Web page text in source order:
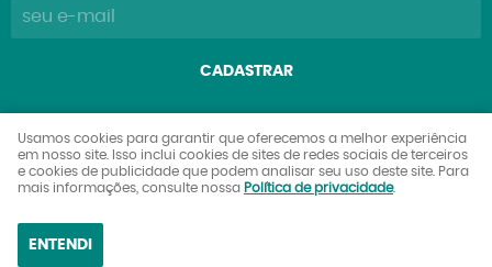
CADASTRAR
Explorers Club Comércio de Brinquedos e Colecionáveis
Ltda
CNPJ: 27.842.089/0001-90
Usamos cookies para garantir que oferecemos a melhor experiência
em nosso site. Isso inclui cookies de sites de redes sociais de terceiros
e cookies de publicidade que podem analisar seu uso deste site. Para
mais informações, consulte nossa Política de privacidade.
ENTENDI